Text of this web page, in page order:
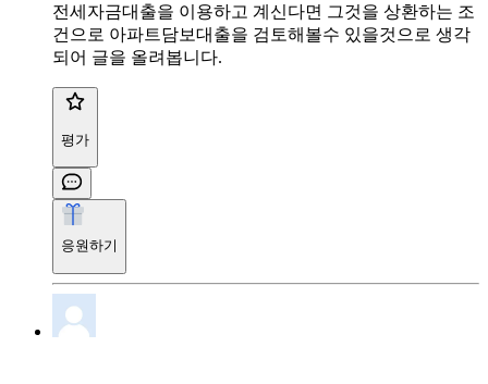
전세자금대출을 이용하고 계신다면 그것을 상환하는 조
건으로 아파트담보대출을 검토해볼수 있을것으로 생각
되어 글을 올려봅니다.
평가
응원하기